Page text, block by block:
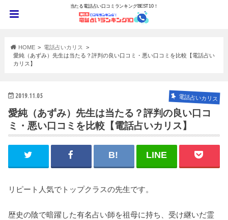
当たる電話占い口コミランキングBEST10！
HOME
電話占いカリス
愛純（あずみ）先生は当たる？評判の良い口コミ・悪い口コミを比較【電話占い
カリス】
2019.11.05 電話占いカリス
愛純（あずみ）先生は当たる？評判の良い口コ
ミ・悪い口コミを比較【電話占いカリス】
リピート人気でトップクラスの先生です。
歴史の陰で暗躍した有名占い師を祖母に持ち、受け継いだ霊